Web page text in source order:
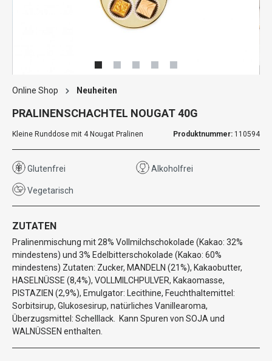
Online Shop Neuheiten
PRALINENSCHACHTEL NOUGAT 40G
Kleine Runddose mit 4 Nougat Pralinen Produktnummer: 110594
Glutenfrei Alkoholfrei
Vegetarisch
ZUTATEN
Pralinenmischung mit 28% Vollmilchschokolade (Kakao: 32%
mindestens) und 3% Edelbitterschokolade (Kakao: 60%
mindestens) Zutaten: Zucker, MANDELN (21%), Kakaobutter,
HASELNÜSSE (8,4%), VOLLMILCHPULVER, Kakaomasse,
PISTAZIEN (2,9%), Emulgator: Lecithine, Feuchthaltemittel:
Sorbitsirup, Glukosesirup, natürliches Vanillearoma,
Überzugsmittel: Schelllack. Kann Spuren von SOJA und
WALNÜSSEN enthalten.